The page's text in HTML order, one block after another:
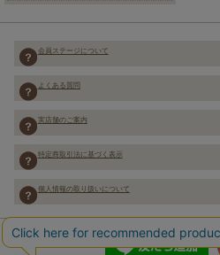
会員ステージについて
よくある質問
実店舗のご案内
特定商取引法に基づく表示
個人情報の取り扱いについて